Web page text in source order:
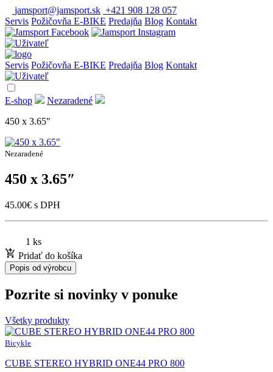
jamsport@jamsport.sk +421 908 128 057
Servis Požičovňa E-BIKE Predajňa Blog Kontakt
Servis Požičovňa E-BIKE Predajňa Blog Kontakt
E-shop
Nezaradené
450 x 3.65″
Nezaradené
450 x 3.65″
45.00€ s DPH
1 ks
Pridať do košíka
Popis od výrobcu
Pozrite si novinky v ponuke
Všetky produkty
Bicykle
CUBE STEREO HYBRID ONE44 PRO 800